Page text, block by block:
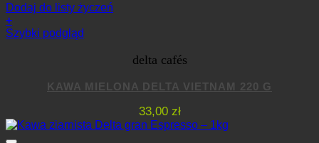
Dodaj do listy życzeń
+
Szybki podgląd
delta cafés
KAWA MIELONA DELTA VIETNAM 220 G
33,00 zł